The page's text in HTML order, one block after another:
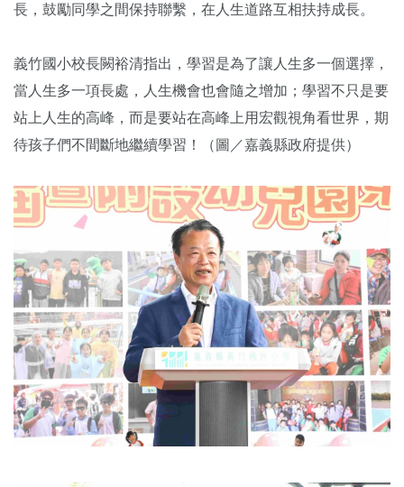
長，鼓勵同學之間保持聯繫，在人生道路互相扶持成長。
義竹國小校長闕裕清指出，學習是為了讓人生多一個選擇，
當人生多一項長處，人生機會也會隨之增加；學習不只是要
站上人生的高峰，而是要站在高峰上用宏觀視角看世界，期
待孩子們不間斷地繼續學習！（圖／嘉義縣政府提供）